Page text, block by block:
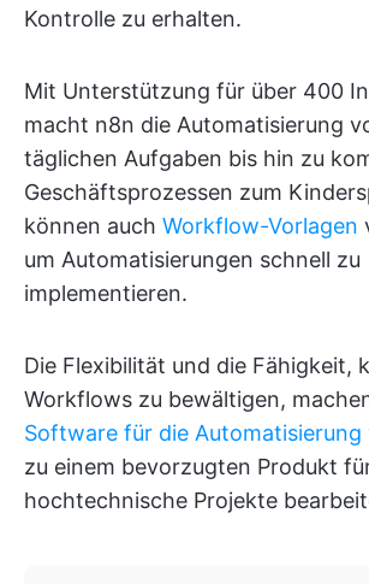
Kontrolle zu erhalten.
Mit Unterstützung für über 400
macht n8n die Automatisierung
täglichen Aufgaben bis hin zu
Geschäftsprozessen zum
können auch Workflow-Vorlagen
um Automatisierungen schnell zu
implementieren.
Die Flexibilität und die Fähigkeit,
Workflows zu bewältigen,
Software für die Automatisierung
zu einem bevorzugten Produkt
hochtechnische Projekte